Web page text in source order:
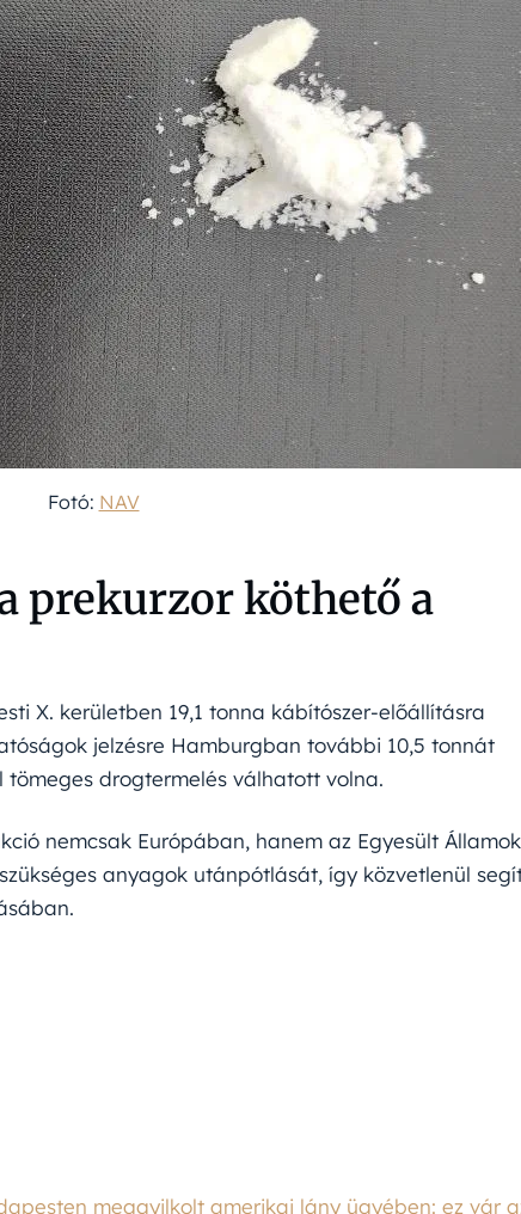
Fotó: NAV
prekurzor köthető a
X. kerületben 19,1 tonna kábítószer-előállításra
jelzésre Hamburgban további 10,5 tonnát
drogtermelés válhatott volna.
nemcsak Európában, hanem az Egyesült
anyagok utánpótlását, így közvetlenül
meggyilkolt amerikai lány ügyében: ez vár